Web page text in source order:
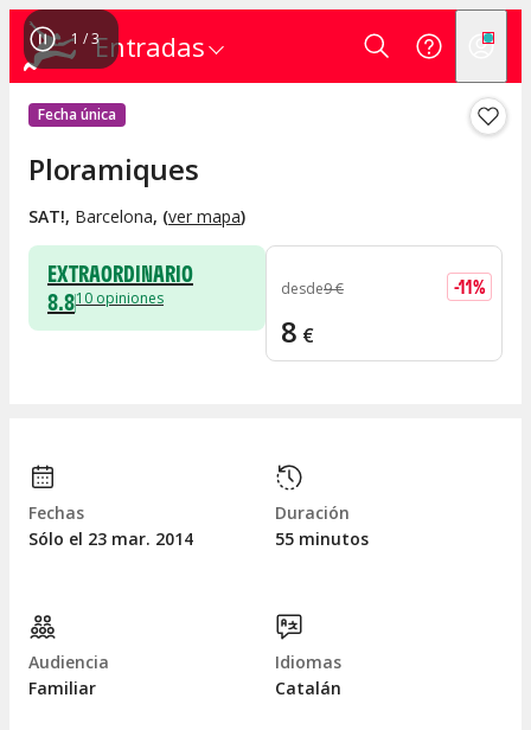
Entradas
1 /3
Fecha única
Ploramiques
SAT!, Barcelona, (ver mapa)
EXTRAORDINARIO
8.810 opiniones desde9€ -11%
8 €
Fechas
Sólo el 23 mar. 2014
Duración
55 minutos
Audiencia
Familiar
Idiomas
Catalán